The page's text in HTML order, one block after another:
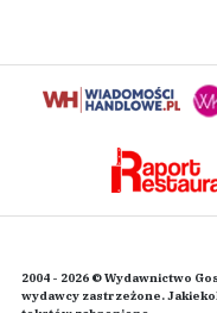
2004 - 2026 © Wydawnictwo
wydawcy zastrzeżone.